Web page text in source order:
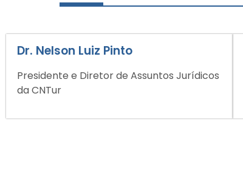
Dr. Nelson Luiz Pinto
Presidente e Diretor de Assuntos Jurídicos
da CNTur